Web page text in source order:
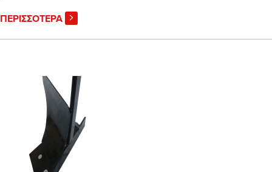
ΠΕΡΙΣΣΟΤΕΡΑ